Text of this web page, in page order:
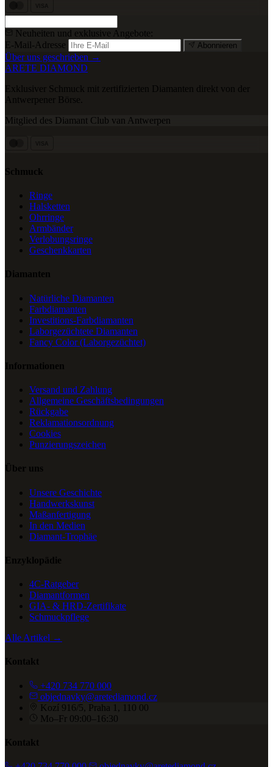
Neuheiten und exklusive Angebote:
E-Mail-Adresse
Abonnieren
Über uns geschrieben →
ARETE DIAMOND
Exklusiver Schmuck mit zertifizierten Diamanten direkt von der
Antwerpener Börse.
Mitglied des Diamant Club van Antwerpen
Schmuck
Ringe
Halsketten
Ohrringe
Armbänder
Verlobungsringe
Geschenkkarten
Diamanten
Natürliche Diamanten
Farbdiamanten
Investitions-Farbdiamanten
Laborgezüchtete Diamanten
Fancy Color (Laborgezüchtet)
Informationen
Versand und Zahlung
Allgemeine Geschäftsbedingungen
Rückgabe
Reklamationsordnung
Cookies
Punzierungszeichen
Über uns
Unsere Geschichte
Handwerkskunst
Maßanfertigung
In den Medien
Diamant-Trophäe
Enzyklopädie
4C-Ratgeber
Diamantformen
GIA- & HRD-Zertifikate
Schmuckpflege
Alle Artikel →
Kontakt
+420 734 770 000
objednavky@aretediamond.cz
Kozí 916/5, Praha 1, 110 00
Mo–Fr 09:00–16:30
Kontakt